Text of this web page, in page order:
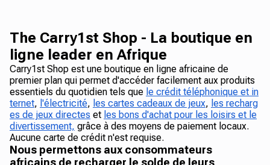
The Carry1st Shop - La boutique en
ligne leader en Afrique
Carry1st Shop est une boutique en ligne africaine de
premier plan qui permet d'accéder facilement aux produits
essentiels du quotidien tels que le crédit téléphonique et in
ternet, l'électricité, les cartes cadeaux de jeux, les recharg
es de jeux directes et les bons d'achat pour les loisirs et le
divertissement, grâce à des moyens de paiement locaux.
Aucune carte de crédit n'est requise.
Nous permettons aux consommateurs
africains de recharger le solde de leurs